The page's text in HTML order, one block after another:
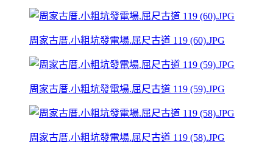
周家古厝.小粗坑發電場.屈尺古道 119 (60).JPG
周家古厝.小粗坑發電場.屈尺古道 119 (59).JPG
周家古厝.小粗坑發電場.屈尺古道 119 (58).JPG